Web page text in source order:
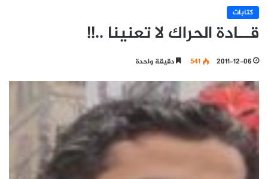
كتابات
قــادة الحراك لا تعنينا ..!!
2011-12-06
541 دقيقة واحدة